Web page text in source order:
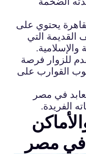
يحتوي على
القديمة التي
للزوار فرصة
القوارب على
في مصر
الفريدة.
في مصر